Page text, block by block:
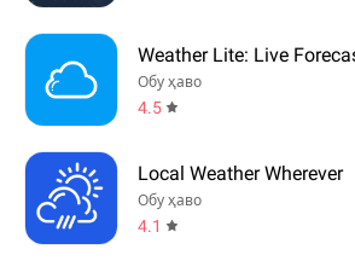
Weather Lite: Live
Обу ҳаво
4.5
Local Weather Wherever
Обу ҳаво
4.1